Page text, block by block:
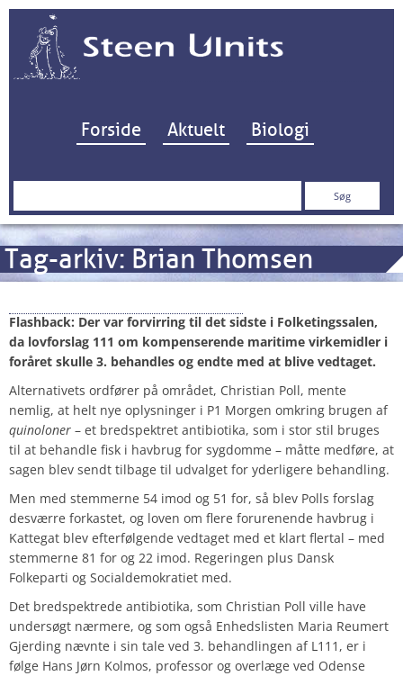
Hop til indhold
Forside Aktuelt Biologi
Søg
Tag-arkiv: Brian Thomsen
Flashback: Der var forvirring til det sidste i Folketingssalen,
da lovforslag 111 om kompenserende maritime virkemidler i
foråret skulle 3. behandles og endte med at blive vedtaget.
Alternativets ordfører på området, Christian Poll, mente
nemlig, at helt nye oplysninger i P1 Morgen omkring brugen af
quinoloner – et bredspektret antibiotika, som i stor stil bruges
til at behandle fisk i havbrug for sygdomme – måtte medføre, at
sagen blev sendt tilbage til udvalget for yderligere behandling.
Men med stemmerne 54 imod og 51 for, så blev Polls forslag
desværre forkastet, og loven om flere forurenende havbrug i
Kattegat blev efterfølgende vedtaget med et klart flertal – med
stemmerne 81 for og 22 imod. Regeringen plus Dansk
Folkeparti og Socialdemokratiet med.
Det bredspektrede antibiotika, som Christian Poll ville have
undersøgt nærmere, og som også Enhedslisten Maria Reumert
Gjerding nævnte i sin tale ved 3. behandlingen af L111, er i
følge Hans Jørn Kolmos, professor og overlæge ved Odense